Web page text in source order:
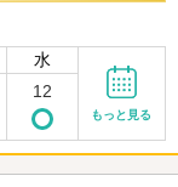
水
12
もっと見る